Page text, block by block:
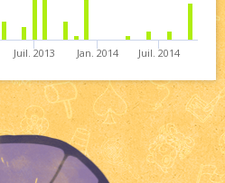
Juil. 2013 Jan. 2014 Juil. 2014